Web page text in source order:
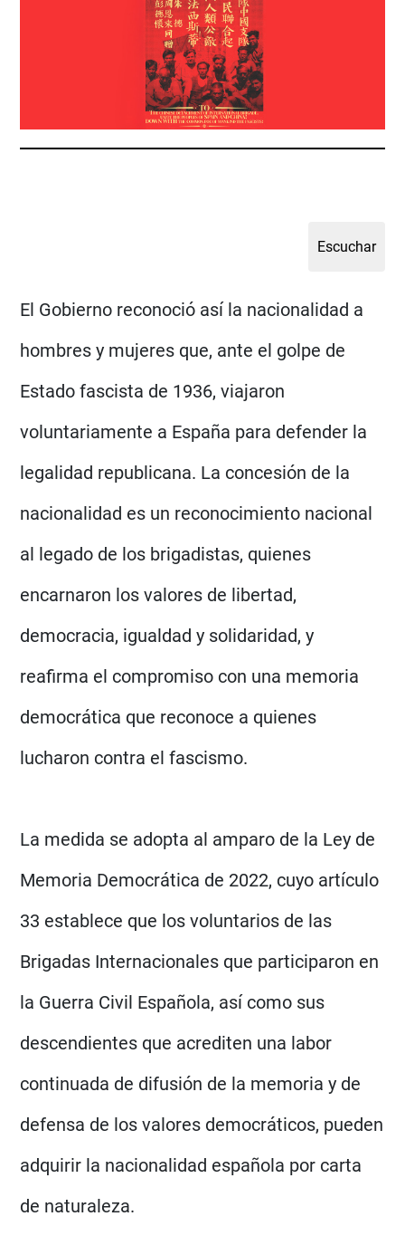
El Gobierno reconoció así la nacionalidad a
hombres y mujeres que, ante el golpe de
Estado fascista de 1936, viajaron
voluntariamente a España para defender la
legalidad republicana. La concesión de la
nacionalidad es un reconocimiento nacional
al legado de los brigadistas, quienes
encarnaron los valores de libertad,
democracia, igualdad y solidaridad, y
reafirma el compromiso con una memoria
democrática que reconoce a quienes
lucharon contra el fascismo.
La medida se adopta al amparo de la Ley de
Memoria Democrática de 2022, cuyo artículo
33 establece que los voluntarios de las
Brigadas Internacionales que participaron en
la Guerra Civil Española, así como sus
descendientes que acrediten una labor
continuada de difusión de la memoria y de
defensa de los valores democráticos, pueden
adquirir la nacionalidad española por carta
de naturaleza.